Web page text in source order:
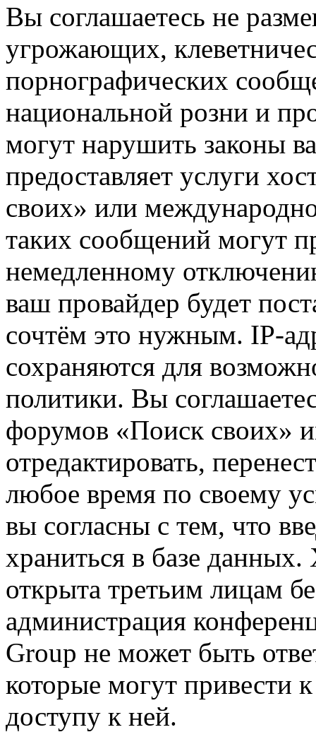
Вы соглашаетесь не
угрожающих,
порнографических
национальной розни и
могут нарушить законы
предоставляет услуги
своих» или
таких сообщений могут
немедленному
ваш провайдер будет
сочтём это нужным. IP-
сохраняются для
политики. Вы
форумов «Поиск своих»
отредактировать,
любое время по своему
вы согласны с тем, что
храниться в базе
открыта третьим лицам
администрация
Group не может быть
которые могут привести
доступу к ней.